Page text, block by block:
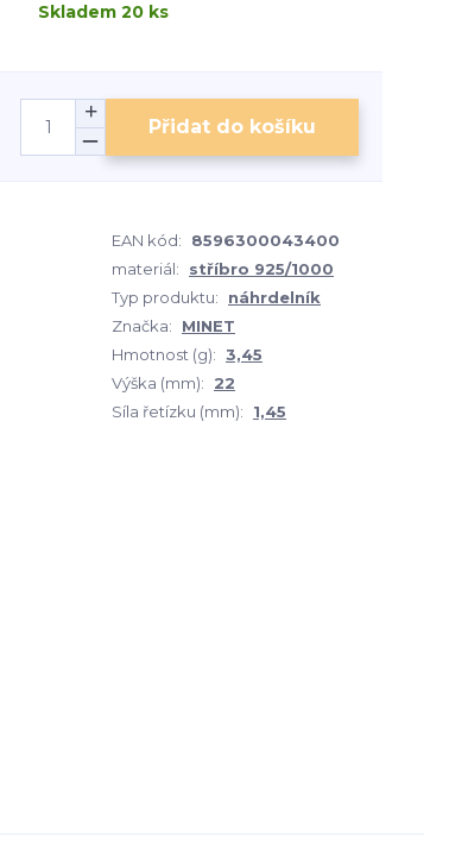
Skladem 20 ks
Přidat do košíku
EAN kód:
8596300043400
materiál:
stříbro 925/1000
Typ produktu:
náhrdelník
Značka:
MINET
Hmotnost (g): 3,45
Výška (mm):
22
Síla řetízku (mm): 1,45